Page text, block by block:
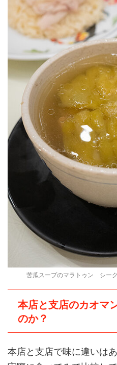
苦瓜スープのマラトゥン シー
本店と支店のカオマ
のか？
本店と支店で味に違いはあ